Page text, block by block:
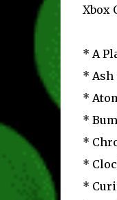
Xbox
* A
* Ash
*
*
*
*
*